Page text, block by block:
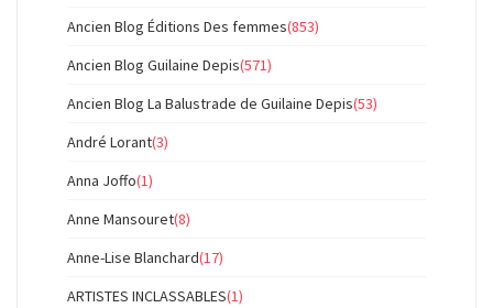
Ancien Blog Éditions Des femmes(853)
Ancien Blog Guilaine Depis(571)
Ancien Blog La Balustrade de Guilaine Depis(53)
André Lorant(3)
Anna Joffo(1)
Anne Mansouret(8)
Anne-Lise Blanchard(17)
ARTISTES INCLASSABLES(1)